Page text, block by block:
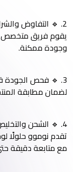
2. 🔹 التفاوض والشراء بأسعار منافسة
يقوم فريق متخصص
وجودة ممكنة.
3. 🔹 فحص الجودة قبل الشحن
لضمان مطابقة
4. 🔹 الشحن والتخليص الجمركي
تقدم نوموو حلولًا
مع متابعة دقيقة